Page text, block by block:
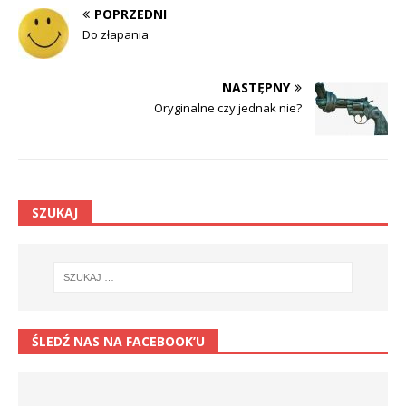
POPRZEDNI
Do złapania
NASTĘPNY
Oryginalne czy jednak nie?
SZUKAJ
ŚLEDŹ NAS NA FACEBOOK’U